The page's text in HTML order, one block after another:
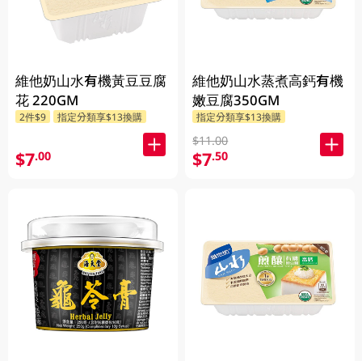
維他奶山水有機黃豆豆腐
花 220GM
2件$9 指定分類享$13換購
$7.00
維他奶山水蒸煮高鈣有機
嫩豆腐350GM
指定分類享$13換購
$11.00
$7.50